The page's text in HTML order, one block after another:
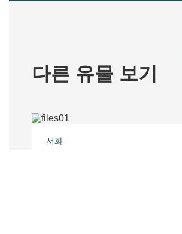
다른 유물 보기
서화